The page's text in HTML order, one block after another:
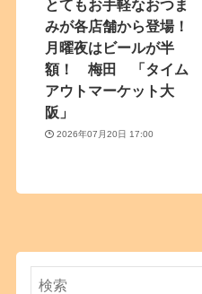
とてもお手軽なおつま
みが各店舗から登場！
月曜夜はビールが半
額！ 梅田 「タイム
アウトマーケット大
阪」
2026年07月20日 17:00